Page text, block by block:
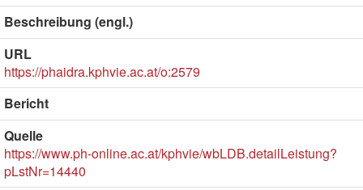
Beschreibung (engl.)
URL
https://phaidra.kphvie.ac.at/o:2579
Bericht
Quelle
https://www.ph-online.ac.at/kphvie/wbLDB.detailLeistung?
pLstNr=14440